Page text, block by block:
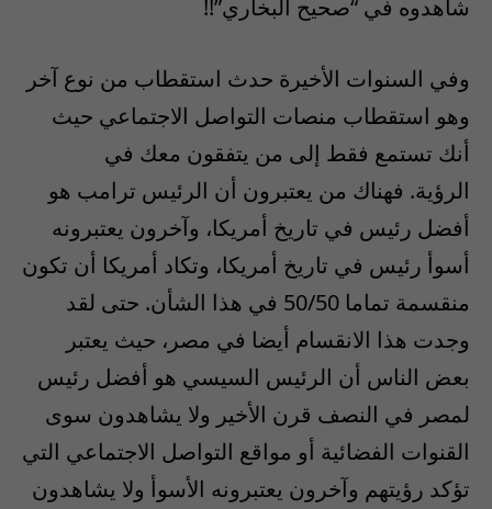
شاهدوه في “صحيح البخاري”!!
وفي السنوات الأخيرة حدث استقطاب من نوع آخر
وهو استقطاب منصات التواصل الاجتماعي حيث
أنك تستمع فقط إلى من يتفقون معك في
الرؤية. فهناك من يعتبرون أن الرئيس ترامب هو
أفضل رئيس في تاريخ أمريكا، وآخرون يعتبرونه
أسوأ رئيس في تاريخ أمريكا، وتكاد أمريكا أن تكون
منقسمة تماما
في هذا الشأن. حتى لقد
وجدت هذا الانقسام أيضا في مصر، حيث يعتبر
بعض الناس أن الرئيس السيسي هو أفضل رئيس
لمصر في النصف قرن الأخير ولا يشاهدون سوى
القنوات الفضائية أو مواقع التواصل الاجتماعي التي
تؤكد رؤيتهم وآخرون يعتبرونه الأسوأ ولا يشاهدون